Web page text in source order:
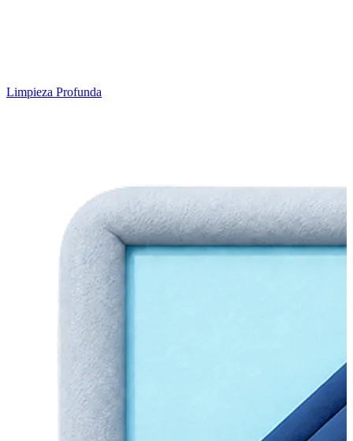
Limpieza Profunda